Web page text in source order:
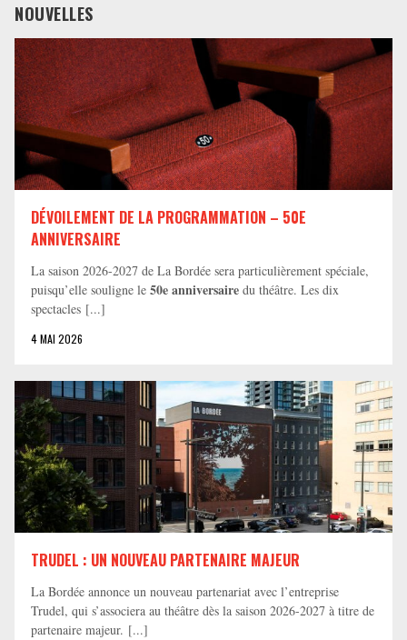
NOUVELLES
DÉVOILEMENT DE LA PROGRAMMATION – 50E
ANNIVERSAIRE
La saison 2026-2027 de La Bordée sera particulièrement spéciale,
puisqu’elle souligne le 50e anniversaire du théâtre. Les dix
spectacles [...]
4 MAI 2026
TRUDEL : UN NOUVEAU PARTENAIRE MAJEUR
La Bordée annonce un nouveau partenariat avec l’entreprise
Trudel, qui s’associera au théâtre dès la saison 2026-2027 à titre de
partenaire majeur. [...]